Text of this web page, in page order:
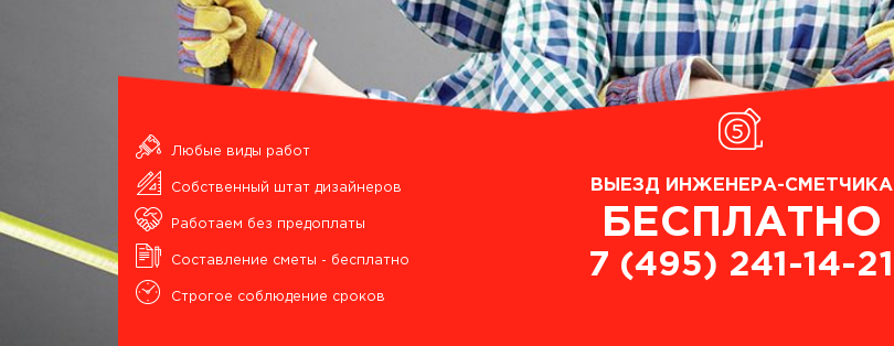
Любые виды работ
Собственный штат дизайнеров
Работаем без предоплаты
Составление сметы - бесплатно
Строгое соблюдение сроков
ВЫЕЗД ИНЖЕНЕРА-СМЕТЧИКА
БЕСПЛАТНО
7 (495) 241-14-21